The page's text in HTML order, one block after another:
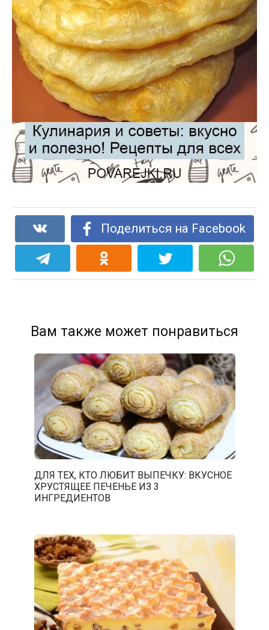
Поделиться на Facebook
Вам также может понравиться
ДЛЯ ТЕХ, КТО ЛЮБИТ ВЫПЕЧКУ: ВКУСНОЕ
ХРУСТЯЩЕЕ ПЕЧЕНЬЕ ИЗ 3
ИНГРЕДИЕНТОВ